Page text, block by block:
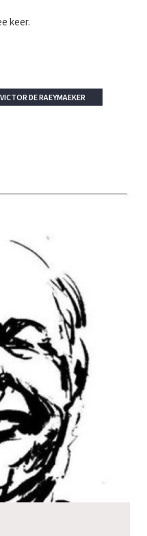
keer.
VICTOR DE RAEYMAEKER